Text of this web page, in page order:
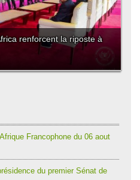
renforcent la riposte à
Francophone du 06 aout
du premier Sénat de